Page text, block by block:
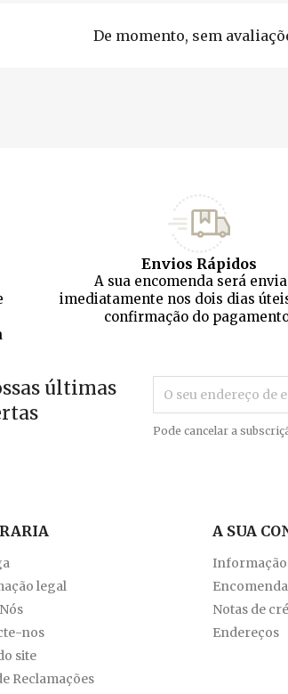
De momento, sem
Envios Rápidos
A sua encomenda será
imediatamente nos dois dias
confirmação do
últimas
Pode cancelar a
legal
nos
site
Reclamações
A SUA
Informação
Notas de
Endereços